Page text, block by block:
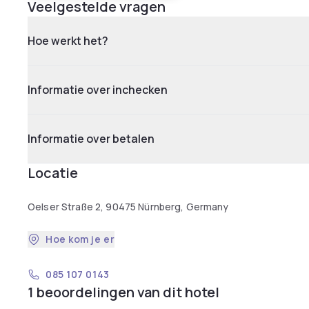
Veelgestelde vragen
Hoe werkt het?
Informatie over inchecken
Informatie over betalen
Locatie
Oelser Straße 2, 90475 Nürnberg, Germany
Hoe kom je er
085 107 0143
1 beoordelingen van dit hotel